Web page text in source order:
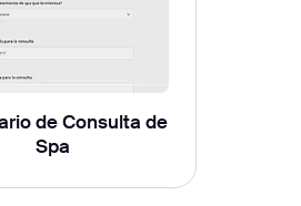
de Consulta de
Spa